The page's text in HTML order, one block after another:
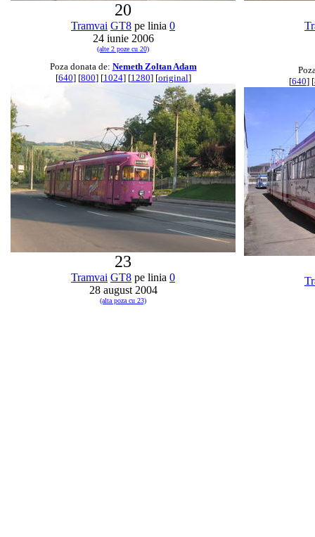
20
Tramvai GT8 pe linia 0
24 iunie 2006
(alte 2 poze cu 20)
Poza donata de: Nemeth Zoltan Adam
[640] [800] [1024] [1280] [original]
23
Tramvai GT8 pe linia 0
28 august 2004
(alta poza cu 23)
[640] [